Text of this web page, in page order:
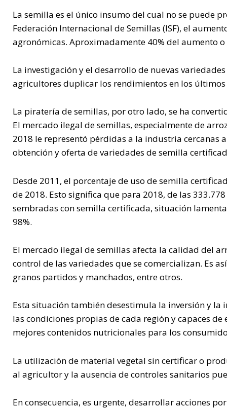
La semilla es el único insumo del cual no se puede
Federación Internacional de Semillas (ISF), el
agronómicas. Aproximadamente 40% del aumento
La investigación y el desarrollo de nuevas
agricultores duplicar los rendimientos en los
La piratería de semillas, por otro lado, se ha
El mercado ilegal de semillas, especialmente de
2018 le representó pérdidas a la industria cercanas
obtención y oferta de variedades de semilla
Desde 2011, el porcentaje de uso de semilla
de 2018. Esto significa que para 2018, de las
sembradas con semilla certificada, situación
98%.
El mercado ilegal de semillas afecta la calidad del
control de las variedades que se comercializan. Es
granos partidos y manchados, entre otros.
Esta situación también desestimula la inversión y la
las condiciones propias de cada región y capaces
mejores contenidos nutricionales para los
La utilización de material vegetal sin certificar o
al agricultor y la ausencia de controles sanitarios
En consecuencia, es urgente, desarrollar acciones